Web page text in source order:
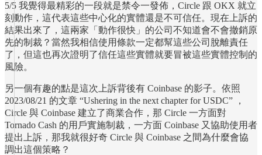
5/5 我覺得最精彩的一段就是禁令一發佈，Circle 跟 OKX 就立
刻動作，這代表這些中心化的實體還是不可信任。現在上訴的
結果出來了，這兩家「動作很快」的公司不知道會不會撤銷原
先的制裁？當然我相信使用條款一定都幫這些公司脫離責任
了，但這也再次證明了信任這些實體就要冒被這些實體控制的
風險。
另一個有趣的點是這次上訴背後有 Coinbase 的影子。依照
2023/08/21 的文章 “Ushering in the next chapter for USDC” ，
Circle 與 Coinbase 建立了商業合作，那 Circle 一方面對
Tornado Cash 的用戶實施制裁，一方面 Coinbase 又協助使用者
提出上訴，那我就很好奇 Circle 與 Coinbase 之間為什麼會協
調出這個策略？